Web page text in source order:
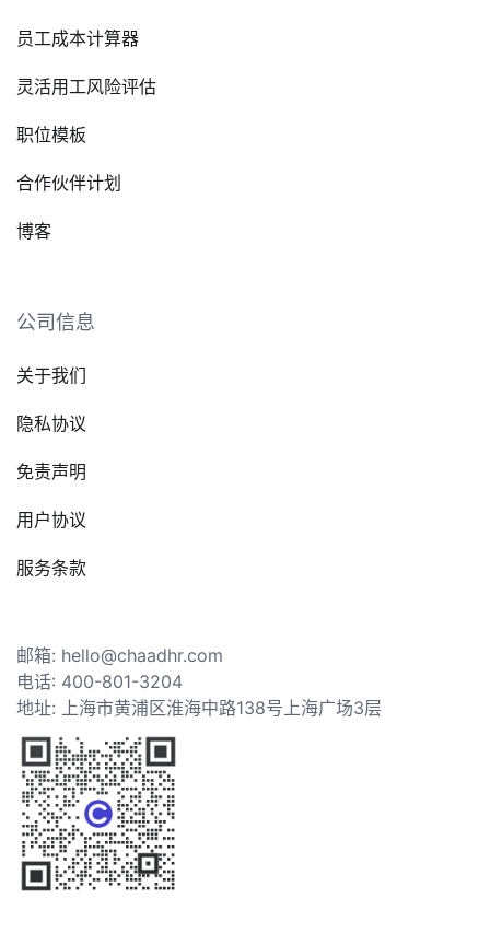
员工成本计算器
灵活用工风险评估
职位模板
合作伙伴计划
博客
公司信息
关于我们
隐私协议
免责声明
用户协议
服务条款
邮箱: hello@chaadhr.com
电话: 400-801-3204
地址: 上海市黄浦区淮海中路138号上海广场3层